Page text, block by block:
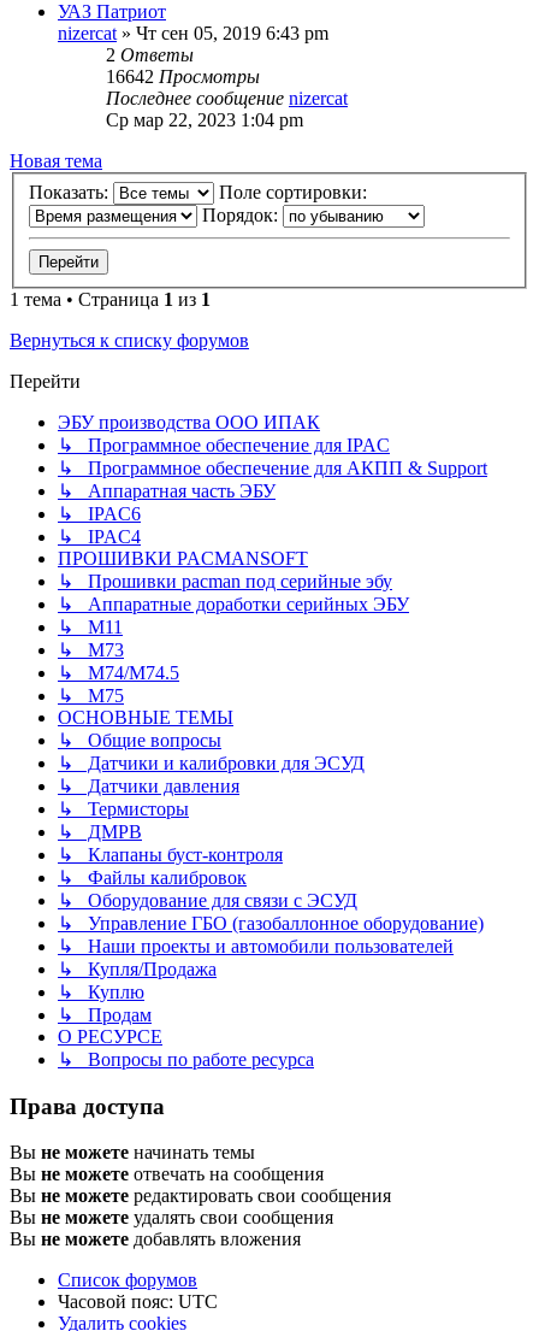
УАЗ Патриот
nizercat» Чт сен 05, 2019 6:43 pm
2 Ответы
16642 Просмотры
Последнее сообщение nizercat
Ср мар 22, 2023 1:04 pm
Новая тема
Показать:
Поле сортировки:
Порядок:
1 тема • Страница 1 из 1
Вернуться к списку форумов
Перейти
ЭБУ производства ООО ИПАК
↳ Программное обеспечение для IPAC
↳ Программное обеспечение для АКПП & Support
↳ Аппаратная часть ЭБУ
↳ IPAC6
↳ IPAC4
ПРОШИВКИ PACMANSOFT
↳ Прошивки pacman под серийные эбу
↳ Аппаратные доработки серийных ЭБУ
↳ M11
↳ М73
↳ М74/М74.5
↳ M75
ОСНОВНЫЕ ТЕМЫ
↳ Общие вопросы
↳ Датчики и калибровки для ЭСУД
↳ Датчики давления
↳ Термисторы
↳ ДМРВ
↳ Клапаны буст-контроля
↳ Файлы калибровок
↳ Оборудование для связи с ЭСУД
↳ Управление ГБО (газобаллонное оборудование)
↳ Наши проекты и автомобили пользователей
↳ Купля/Продажа
↳ Куплю
↳ Продам
О РЕСУРСЕ
↳ Вопросы по работе ресурса
Права доступа
Вы не можете начинать темы
Вы не можете отвечать на сообщения
Вы не можете редактировать свои сообщения
Вы не можете удалять свои сообщения
Вы не можете добавлять вложения
Список форумов
Часовой пояс: UTC
Удалить cookies